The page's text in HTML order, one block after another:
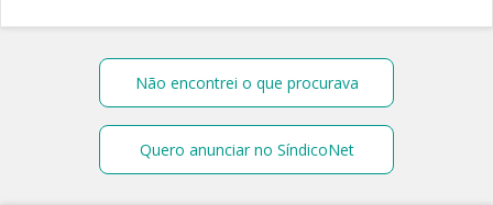
Não encontrei o que procurava
Quero anunciar no SíndicoNet